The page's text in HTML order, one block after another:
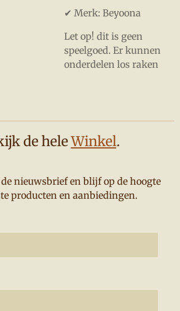
✔ Merk: Beyoona
Let op! dit is geen
speelgoed. Er kunnen
onderdelen los raken
de heleWinkel.
nieuwsbrief en blijf op de hoogte
producten en aanbiedingen.